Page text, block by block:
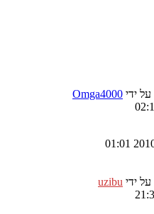
על ידי Omga4000
על ידי uzibu